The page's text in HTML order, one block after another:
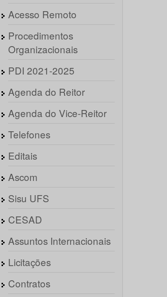
Acesso Remoto
Procedimentos
Organizacionais
PDI 2021-2025
Agenda do Reitor
Agenda do Vice-Reitor
Telefones
Editais
Ascom
Sisu UFS
CESAD
Assuntos Internacionais
Licitações
Contratos